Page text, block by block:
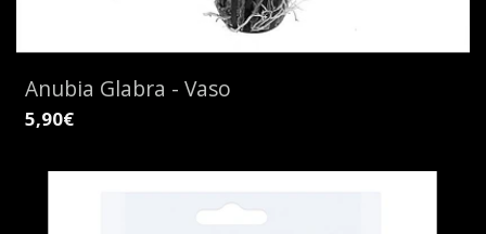
Anubia Glabra - Vaso
5,90€